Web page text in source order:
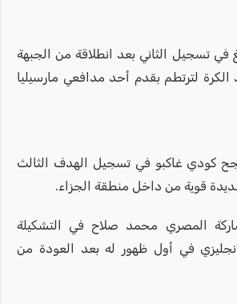
في تسجيل الثاني بعد انطلاقة من الجبهة
لترتطم بقدم أحد مدافعي مارسيليا
90+3، نجح كودي غاكبو في تسجيل الهدف الثالث
قوية من داخل منطقة الجزاء.
المصري محمد صلاح في التشكيلة
في أول ظهور له بعد العودة من